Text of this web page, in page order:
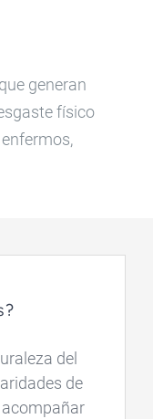
generan
físico
del
de